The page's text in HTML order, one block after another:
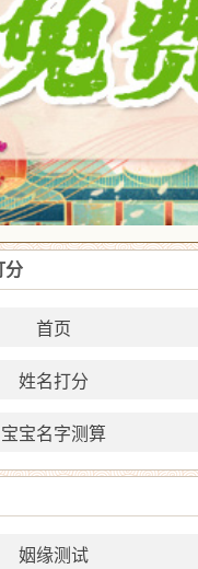
分
首页
姓名打分
宝宝名字测算
姻缘测试